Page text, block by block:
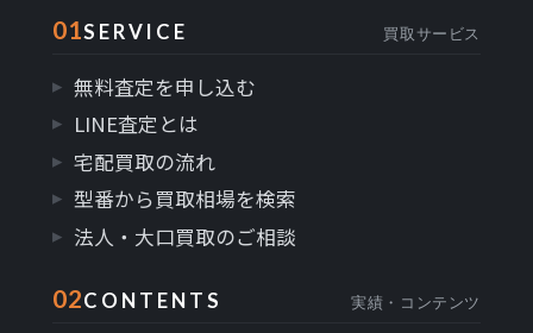
01SERVICE 買取サービス
無料査定を申し込む
LINE査定とは
宅配買取の流れ
型番から買取相場を検索
法人・大口買取のご相談
02CONTENTS 実績・コンテンツ